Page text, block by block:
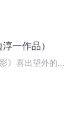
一作品）
》喜出望外的